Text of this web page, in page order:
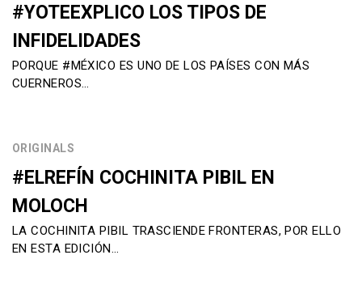
#YOTEEXPLICO LOS TIPOS DE
INFIDELIDADES
PORQUE #MÉXICO ES UNO DE LOS PAÍSES CON MÁS
CUERNEROS…
ORIGINALS
#ELREFÍN COCHINITA PIBIL EN
MOLOCH
LA COCHINITA PIBIL TRASCIENDE FRONTERAS, POR ELLO
EN ESTA EDICIÓN…